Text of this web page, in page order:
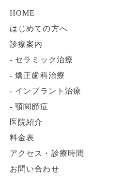
HOME
はじめての方へ
診療案内
- セラミック治療
-矯正歯科治療
- インプラント治療
-顎関節症
医院紹介
料金表
アクセス・診療時間
お問い合わせ